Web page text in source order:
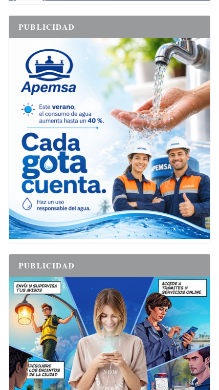
PUBLICIDAD
PUBLICIDAD